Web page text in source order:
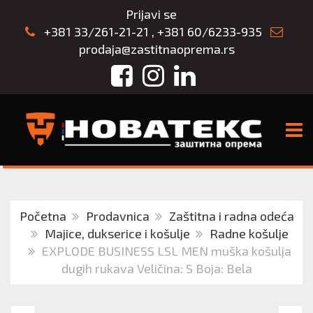
Prijavi se
+381 33/261-21-21 , +381 60/6233-935
prodaja@zastitnaoprema.rs
FacebookInstagram
LinkedIn
Početna Prodavnica
Zaštitna i radna odeća
Majice, dukserice i košulje
Radne košulje
EXPLODE BUSINESS LSL MEN muška košulja
dugih rukava Veličina: S Boja: Bela